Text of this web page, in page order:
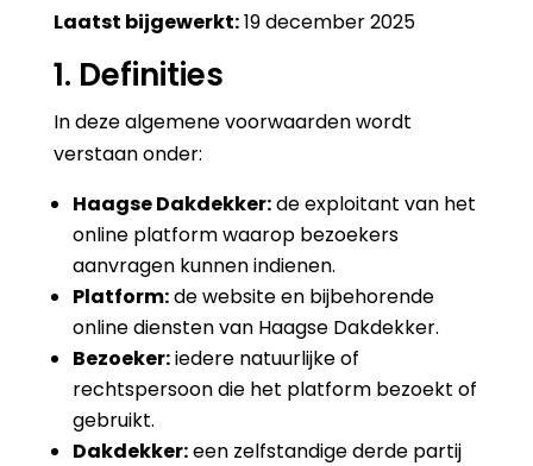
Laatst bijgewerkt:19 december 2025
1. Definities
In deze algemene voorwaarden wordt
verstaan onder:
Haagse Dakdekker:de exploitant van het
online platform waarop bezoekers
aanvragen kunnen indienen.
Platform:de website en bijbehorende
online diensten van Haagse Dakdekker.
Bezoeker:iedere natuurlijke of
rechtspersoon die het platform bezoekt of
gebruikt.
Dakdekker:een zelfstandige derde partij